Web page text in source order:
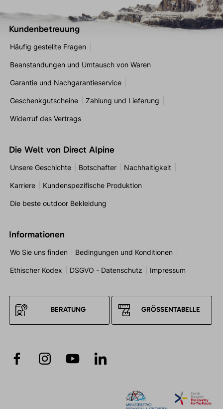
Kundenbetreuung
Häufig gestellte Fragen
Beanstandungen und Umtausch von Waren
Garantie und Nachgarantieservice
Geschenkgutscheine Zahlung und Lieferung
Widerruf des Vertrags
Die Welt von Direct Alpine
Unsere Geschichte Botschafter Nachhaltigkeit
Karriere Kundenspezifische Produktion
Die beste outdoor Bekleidung
Informationen
Wo Sie uns finden Bedingungen und Konditionen
Ethischer Kodex DSGVO - Datenschutz Impressum
BERATUNG GRÖSSENTABELLE